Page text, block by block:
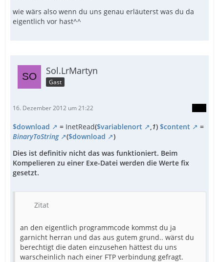
wie wärs also wenn du uns genau erläuterst was du da
eigentlich vor hast^^
Sol.LrMartyn
Gast
16. Dezember 2012 um 21:22
$download = InetRead($variablenort 1) $content
=
BinaryToString
($download
)
Dies ist definitiv nicht das was funktioniert. Beim
Kompelieren zu einer Exe-Datei werden die Werte fix
gesetzt.
Zitat
an den eigentlich programmcode kommst du ja
garnicht herran und das aus gutem grund.. wärst du
berechtigt die daten einzusehen hättest du uns
warscheinlich nach einer FTP verbindung gefragt.